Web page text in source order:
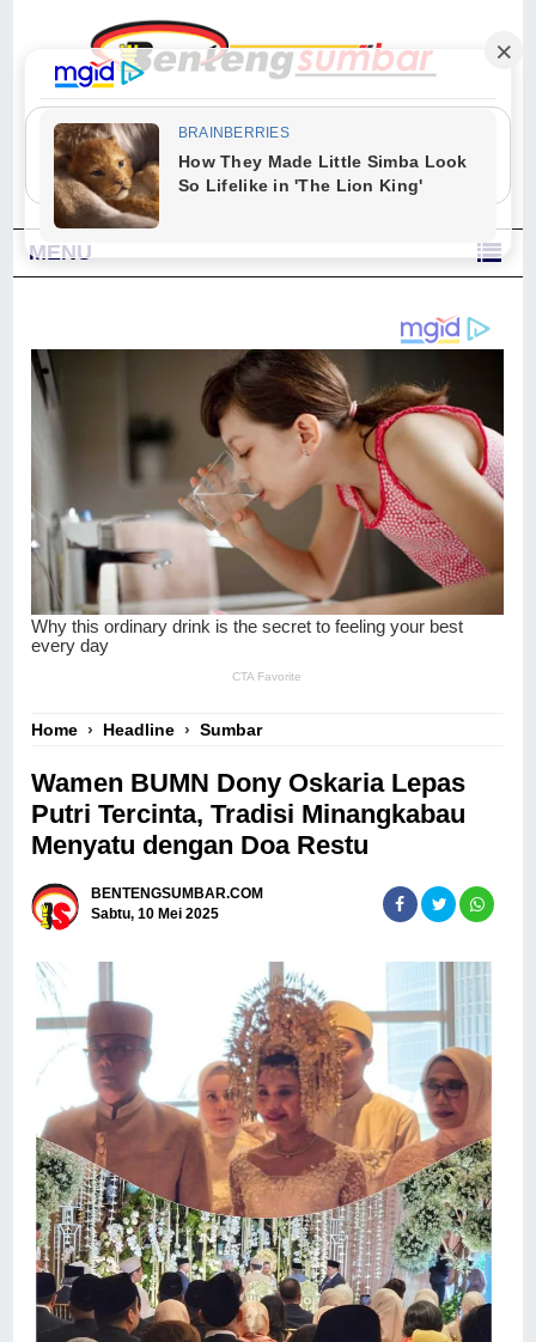
"Sesungguhnya Allah dan para malaikat-Nya berselawat untuk Nabi.
Wahai orang-orang yang beriman, berselawatlah kamu untuk Nabi dan
ucapkanlah salam dengan penuh penghormatan kepadanya." (Qs. Al
Ahzab Ayat 56)
MENU
Home › Headline ›Sumbar
Wamen BUMN Dony Oskaria Lepas
Putri Tercinta, Tradisi Minangkabau
Menyatu dengan Doa Restu
BENTENGSUMBAR.COM
Sabtu, 10 Mei 2025